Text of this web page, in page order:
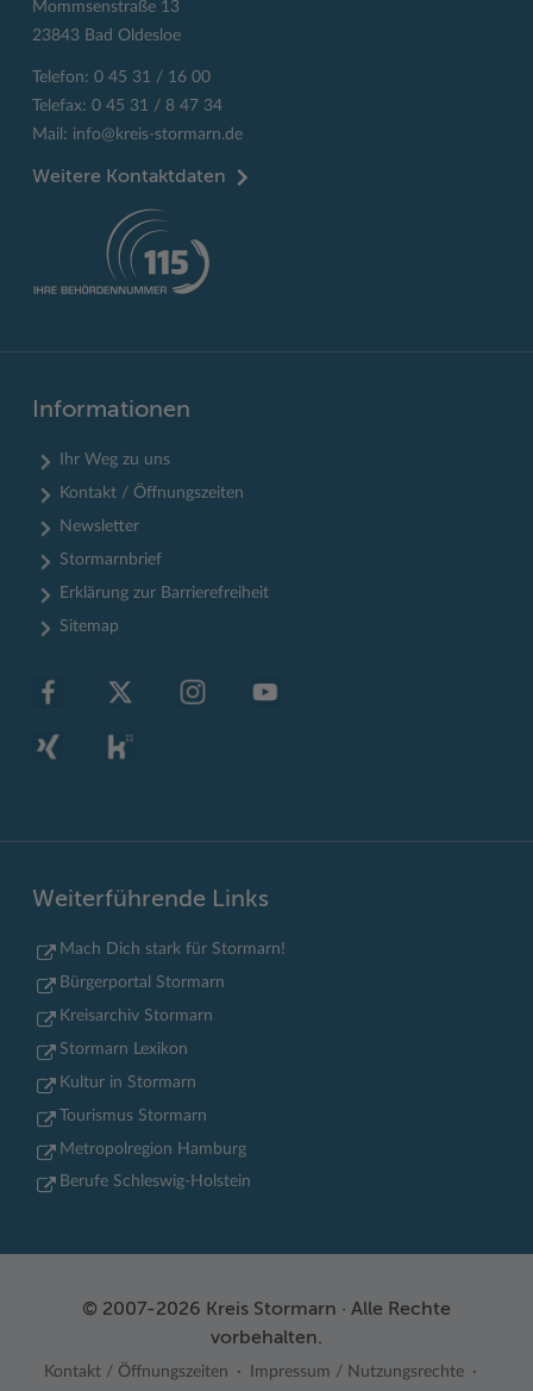
Mommsenstraße 13
23843 Bad Oldesloe
Telefon: 0 45 31 / 16 00
Telefax: 0 45 31 / 8 47 34
Mail: info@kreis-stormarn.de
Weitere Kontaktdaten
Informationen
Ihr Weg zu uns
Kontakt / Öffnungszeiten
Newsletter
Stormarnbrief
Erklärung zur Barrierefreiheit
Sitemap
Weiterführende Links
Mach Dich stark für Stormarn!
Bürgerportal Stormarn
Kreisarchiv Stormarn
Stormarn Lexikon
Kultur in Stormarn
Tourismus Stormarn
Metropolregion Hamburg
Berufe Schleswig-Holstein
© 2007-2026 Kreis Stormarn · Alle Rechte
vorbehalten.
Kontakt / Öffnungszeiten Impressum / Nutzungsrechte